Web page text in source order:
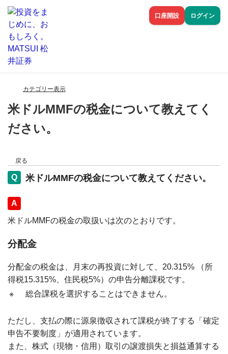
口座開設 ログイン
カテゴリー表示
米ドルMMFの税金について教えてく
ださい。
戻る
米ドルMMFの税金について教えてください。
回答
米ドルMMFの税金の取扱いは次のとおりです。
分配金
分配金の税金は、月末の再投資に対して、20.315% （所
得税15.315%、住民税5%）の申告分離課税です。
※
総合課税を選択することはできません。
ただし、支払の際に源泉徴収されて課税が終了する「確定
申告不要制度」が適用されています。
また、株式（現物・信用）取引の譲渡損失と損益通算する